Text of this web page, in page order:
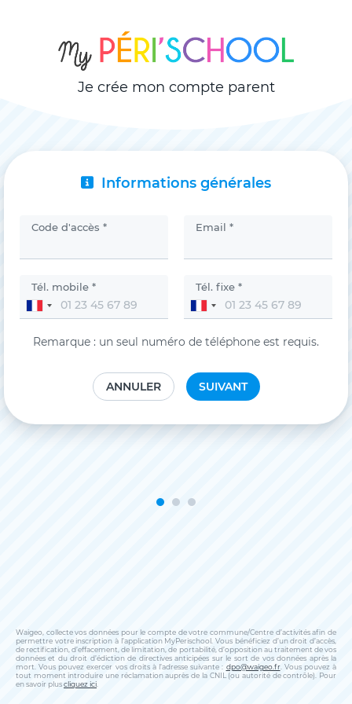
Je crée mon compte parent
Informations générales
Code d'accès * Email *
Tél. mobile * Tél. fixe *
Remarque : un seul numéro de téléphone est requis.
ANNULER SUIVANT
Waigeo, collecte vos données pour le compte de votre commune/Centre d’activités afin de
permettre votre inscription à l’application MyPerischool. Vous bénéficiez d’un droit d’accès,
de rectification, d’effacement, de limitation, de portabilité, d’opposition au traitement de vos
données et du droit d’édiction de directives anticipées sur le sort de vos données après la
mort. Vous pouvez exercer vos droits à l’adresse suivante : dpo@waigeo.fr. Vous pouvez à
tout moment introduire une réclamation auprès de la CNIL (ou autorité de contrôle). Pour
en savoir pluscliquez ici